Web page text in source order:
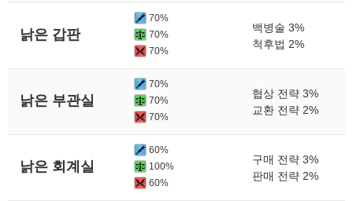
낡은 갑판
70%
70%
70%
백병술 3%
척후법 2%
낡은 부관실
70%
70%
70%
협상 전략 3%
교환 전략 2%
낡은 회계실
60%
100%
60%
구매 전략 3%
판매 전략 2%